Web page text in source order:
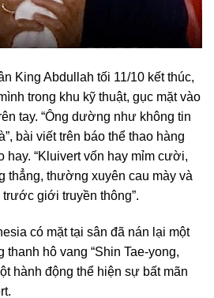
King Abdullah tối 11/10 kết thúc,
trong khu kỹ thuật, gục mặt vào
tay. “Ông dường như không tin
bài viết trên báo thể thao hàng
hay. “Kluivert vốn hay mỉm cười,
thẳng, thường xuyên cau mày và
giới truyền thông”.
có mặt tại sân đã nán lại một
thanh hô vang “Shin Tae-yong,
hành động thể hiện sự bất mãn